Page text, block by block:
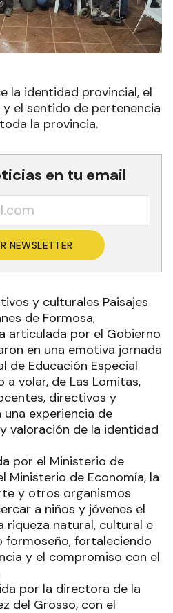
la identidad provincial, el
el sentido de pertenencia
la provincia.
en tu email
NEWSLETTER
y culturales Paisajes
de Formosa,
articulada por el Gobierno
en una emotiva jornada
de Educación Especial
a volar, de Las Lomitas,
directivos y
experiencia de
valoración de la identidad
por el Ministerio de
Ministerio de Economía, la
y otros organismos
a niños y jóvenes el
riqueza natural, cultural e
fortaleciendo
y el compromiso con el
por la directora de la
del Grosso, con el